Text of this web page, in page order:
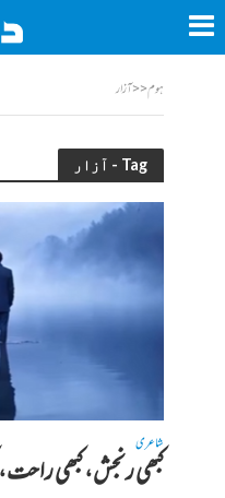
ہوم<<آزار
Tag - آزار
شاعری
کبھی رنجش، کبھی راحت،